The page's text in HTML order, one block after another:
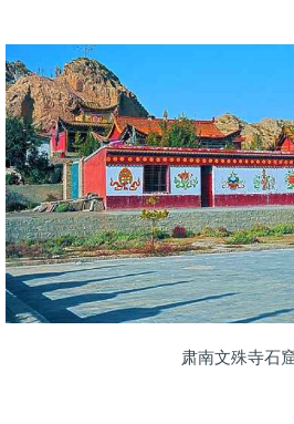
肃南文殊寺石